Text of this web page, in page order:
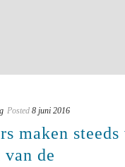
Posted 8 juni 2016
maken steeds
de